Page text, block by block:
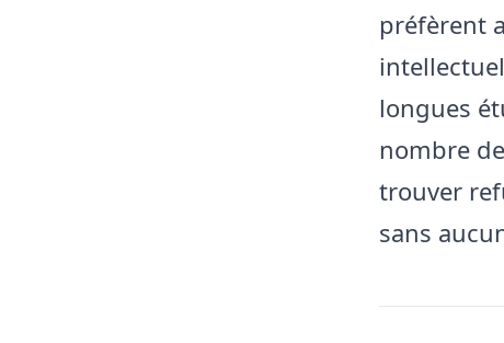
préfèrent
longues
nombre
trouver
sans